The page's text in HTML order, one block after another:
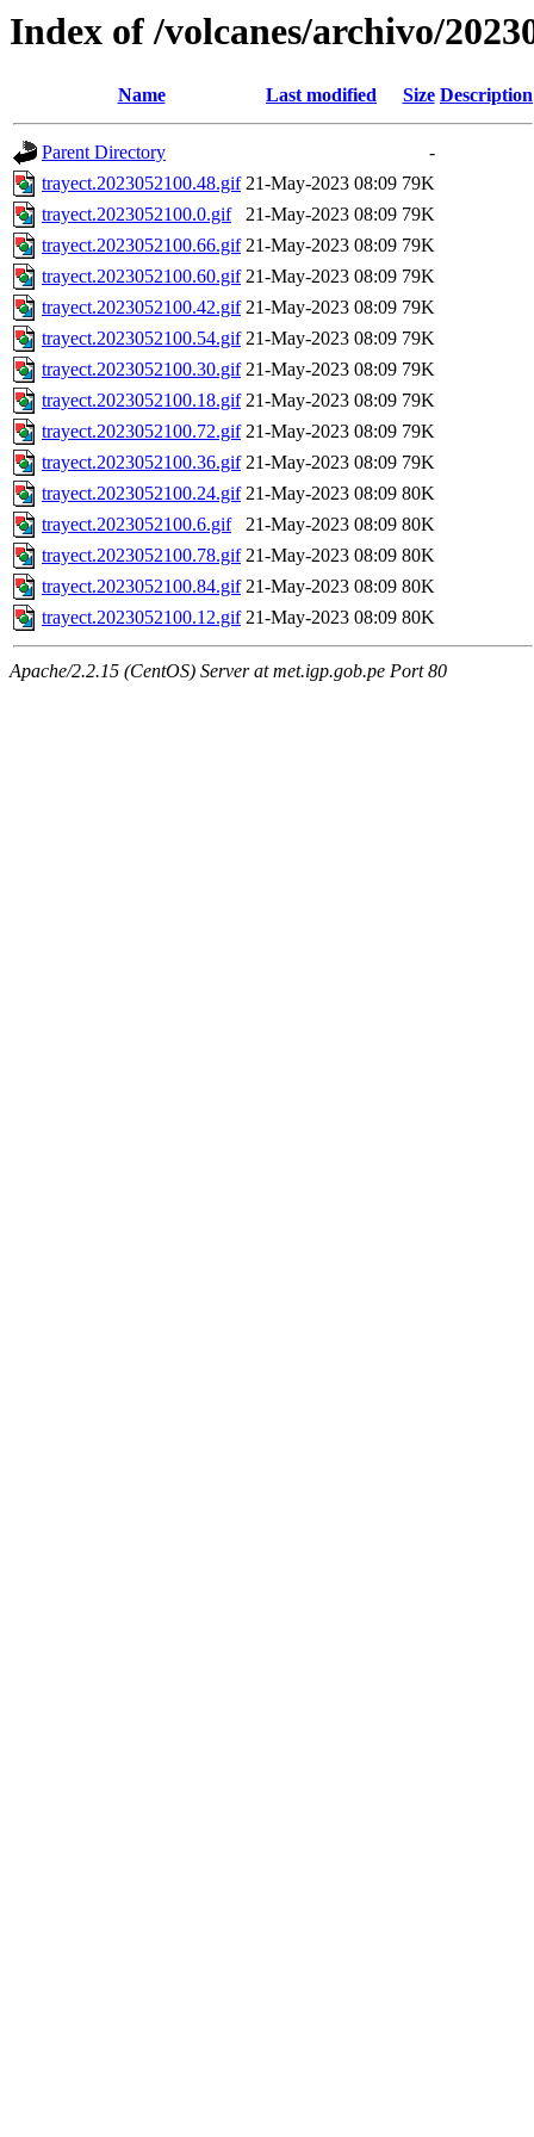
Index of /volcanes/archivo/
Name Last modified Size Description
Parent Directory
-
trayect.2023052100.48.gif 21-May-2023 08:09 79K
trayect.2023052100.0.gif
21-May-2023 08:09 79K
trayect.2023052100.66.gif 21-May-2023 08:09 79K
trayect.2023052100.60.gif 21-May-2023 08:09 79K
trayect.2023052100.42.gif 21-May-2023 08:09 79K
trayect.2023052100.54.gif 21-May-2023 08:09 79K
trayect.2023052100.30.gif 21-May-2023 08:09 79K
trayect.2023052100.18.gif 21-May-2023 08:09 79K
trayect.2023052100.72.gif 21-May-2023 08:09 79K
trayect.2023052100.36.gif 21-May-2023 08:09 79K
trayect.2023052100.24.gif 21-May-2023 08:09 80K
trayect.2023052100.6.gif
21-May-2023 08:09 80K
trayect.2023052100.78.gif 21-May-2023 08:09 80K
trayect.2023052100.84.gif 21-May-2023 08:09 80K
trayect.2023052100.12.gif 21-May-2023 08:09 80K
Apache/2.2.15 (CentOS) Server at met.igp.gob.pe Port 80